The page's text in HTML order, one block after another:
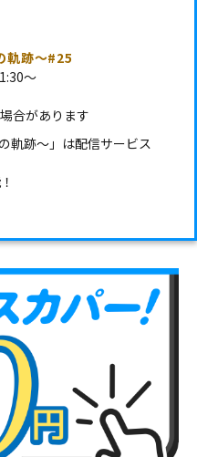
軌跡～#25
～
合があります
軌跡～」は配信サービス